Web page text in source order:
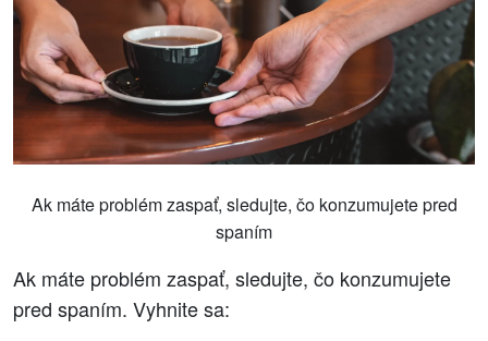
Ak máte problém zaspať, sledujte, čo konzumujete pred
spaním
Ak máte problém zaspať, sledujte, čo konzumujete
pred spaním. Vyhnite sa: